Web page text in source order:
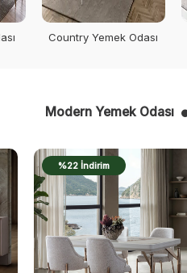
Country Yemek Odası
Modern Yemek Odası
%22 İndirim